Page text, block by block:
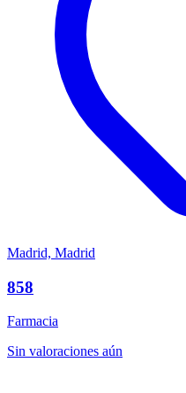
Madrid, Madrid
858
Farmacia
Sin valoraciones aún